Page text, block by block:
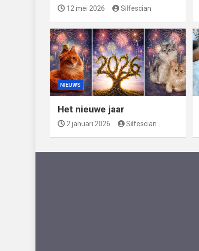
12 mei 2026 Silfescian
NIEUWS
Het nieuwe jaar
2 januari 2026 Silfescian